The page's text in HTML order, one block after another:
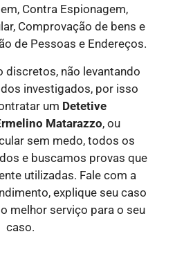
Contra Espionagem,
Comprovação de bens e
de Pessoas e Endereços.
discretos, não levantando
investigados, por isso
um Detetive
Matarazzo, ou
sem medo, todos os
e buscamos provas que
utilizadas. Fale com a
explique seu caso
melhor serviço para o seu
caso.